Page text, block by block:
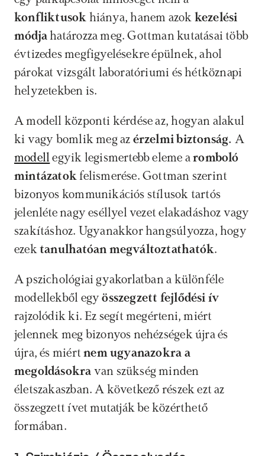
konfliktusok hiánya, hanem azok kezelési
módja határozza meg. Gottman kutatásai több
évtizedes megfigyelésekre épülnek, ahol
párokat vizsgált laboratóriumi és hétköznapi
helyzetekben is.
A modell központi kérdése az, hogyan alakul
ki vagy bomlik meg az érzelmi biztonság.
A
modell egyik legismertebb eleme a romboló
mintázatok felismerése. Gottman szerint
bizonyos kommunikációs stílusok tartós
jelenléte nagy eséllyel vezet elakadáshoz vagy
szakításhoz. Ugyanakkor hangsúlyozza, hogy
ezek tanulhatóan megváltoztathatók.
A pszichológiai gyakorlatban a különféle
modellekből egy összegzett fejlődési ív
rajzolódik ki. Ez segít megérteni, miért
jelennek meg bizonyos nehézségek újra és
újra, és miért nem ugyanazokra a
megoldásokra van szükség minden
életszakaszban. A következő részek ezt az
összegzett ívet mutatják be közérthető
formában.